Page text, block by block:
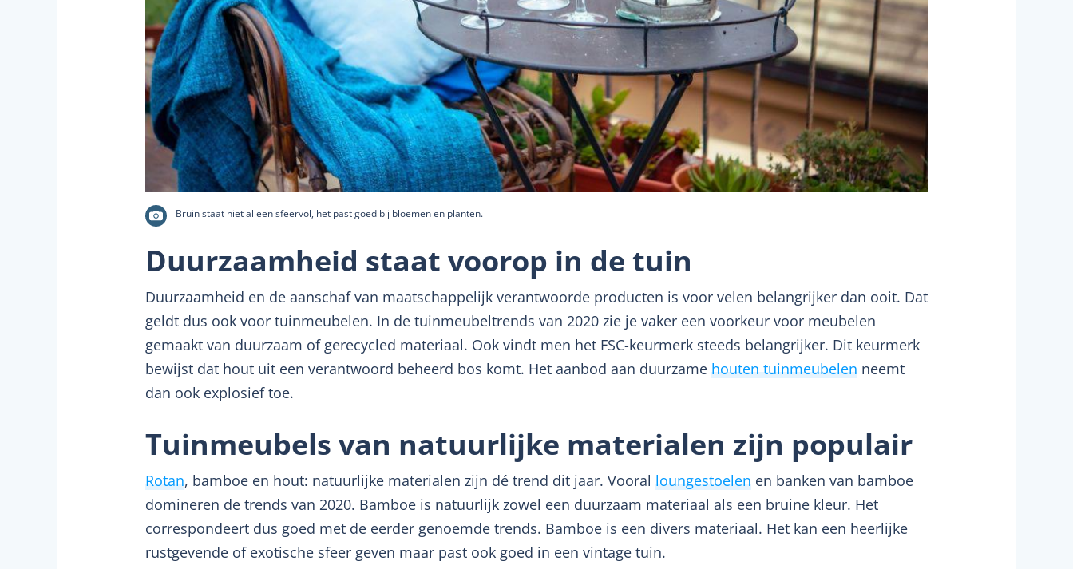
Bruin staat niet alleen sfeervol, het past goed bij bloemen en planten.
Duurzaamheid staat voorop in de tuin
Duurzaamheid en de aanschaf van maatschappelijk verantwoorde producten is voor velen belangrijker dan ooit. Dat
geldt dus ook voor tuinmeubelen. In de tuinmeubeltrends van 2020 zie je vaker een voorkeur voor meubelen
gemaakt van duurzaam of gerecycled materiaal. Ook vindt men het FSC-keurmerk steeds belangrijker. Dit keurmerk
bewijst dat hout uit een verantwoord beheerd bos komt. Het aanbod aan duurzame houten tuinmeubelen neemt
dan ook explosief toe.
Tuinmeubels van natuurlijke materialen zijn populair
Rotan, bamboe en hout: natuurlijke materialen zijn dé trend dit jaar. Vooral loungestoelen en banken van bamboe
domineren de trends van 2020. Bamboe is natuurlijk zowel een duurzaam materiaal als een bruine kleur. Het
correspondeert dus goed met de eerder genoemde trends. Bamboe is een divers materiaal. Het kan een heerlijke
rustgevende of exotische sfeer geven maar past ook goed in een vintage tuin.